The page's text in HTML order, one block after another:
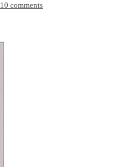
10 comments